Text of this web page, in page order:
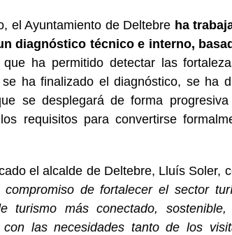
el Ayuntamiento de Deltebre ha
diagnóstico técnico e interno,
que ha permitido detectar las
ha finalizado el diagnóstico, se ha
se desplegará de forma
requisitos para convertirse
el alcalde de Deltebre, Lluís Soler,
compromiso de fortalecer el sector
turismo más conectado,
las necesidades tanto de los